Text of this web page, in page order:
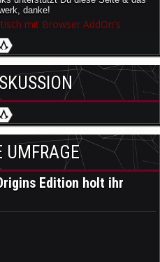
danke!
mit Browser AddOn's
UMFRAGE
Edition holt ihr